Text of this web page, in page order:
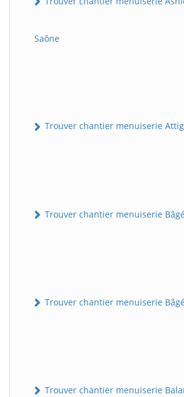
Saône
Trouver chantier menuiserie
Trouver chantier menuiserie
Trouver chantier menuiserie
Trouver chantier menuiserie